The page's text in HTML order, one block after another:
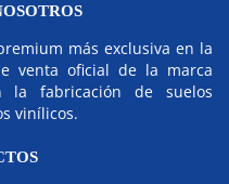
más exclusiva en la
venta oficial de la marca
fabricación de suelos
vinílicos.